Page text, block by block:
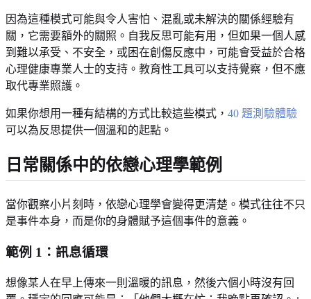
因為這種模式可能與令人害怕、混亂或未解決的關係經驗有
關，它需要額外的關照。自我反思可能有用，但如果一個人感
到難以承受、不安全，或困在創傷反應中，可能會受益於合格
心理健康專業人士的支持。教育性工具可以支持覺察，但不應
取代專業照護。
如果你想用一種有結構的方式比較這些模式， 40 題測驗體驗
可以為反思提供一個溫和的起點。
日常關係中的依戀心理學範例
當你觀察小片刻時，依戀心理學會變得更清楚。模式往往不只
是事件本身，而是你的身體賦予這個事件的意義。
範例 1：訊息循環
想像某人在早上傳來一則溫暖的訊息，然後六個小時沒有回